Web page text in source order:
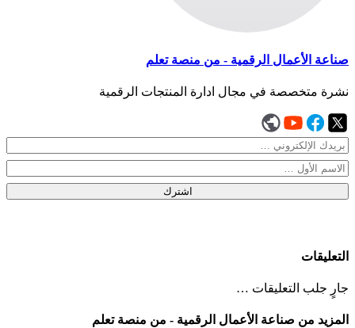
صناعة الأعمال الرقمية - من منصة تعلم
نشرة متخصصة في مجال ادارة المنتجات الرقمية
اشترك
التعليقات
جارٍ جلب التعليقات …
المزيد من صناعة الأعمال الرقمية - من منصة تعلم